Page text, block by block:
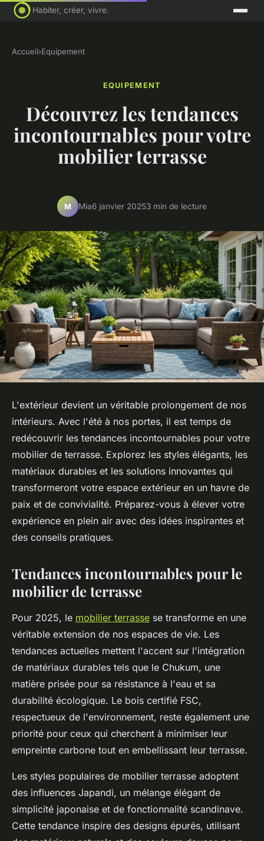
Habiter, créer, vivre.
Accueil›Equipement
EQUIPEMENT
Découvrez les tendances
incontournables pour votre
mobilier terrasse
M Mia6 janvier 20253 min de lecture
L'extérieur devient un véritable prolongement de nos
intérieurs. Avec l'été à nos portes, il est temps de
redécouvrir les tendances incontournables pour votre
mobilier de terrasse. Explorez les styles élégants, les
matériaux durables et les solutions innovantes qui
transformeront votre espace extérieur en un havre de
paix et de convivialité. Préparez-vous à élever votre
expérience en plein air avec des idées inspirantes et
des conseils pratiques.
Tendances incontournables pour le
mobilier de terrasse
Pour 2025, le mobilier terrasse se transforme en une
véritable extension de nos espaces de vie. Les
tendances actuelles mettent l'accent sur l'intégration
de matériaux durables tels que le Chukum, une
matière prisée pour sa résistance à l'eau et sa
durabilité écologique. Le bois certifié FSC,
respectueux de l'environnement, reste également une
priorité pour ceux qui cherchent à minimiser leur
empreinte carbone tout en embellissant leur terrasse.
Les styles populaires de mobilier terrasse adoptent
des influences Japandi, un mélange élégant de
simplicité japonaise et de fonctionnalité scandinave.
Cette tendance inspire des designs épurés, utilisant